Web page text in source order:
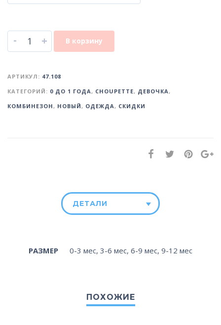
- + В корзину
АРТИКУЛ: 47.108
КАТЕГОРИЙ: 0 ДО 1 ГОДА, CHOUPETTE, ДЕВОЧКА,
КОМБИНЕЗОН, НОВЫЙ, ОДЕЖДА, СКИДКИ
ДЕТАЛИ
РАЗМЕР 0-3 мес, 3-6 мес, 6-9 мес, 9-12 мес
ПОХОЖИЕ